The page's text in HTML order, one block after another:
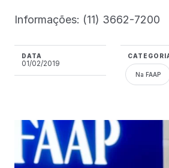
Informações: (11) 3662-7200
DATA
01/02/2019
Na FAAP